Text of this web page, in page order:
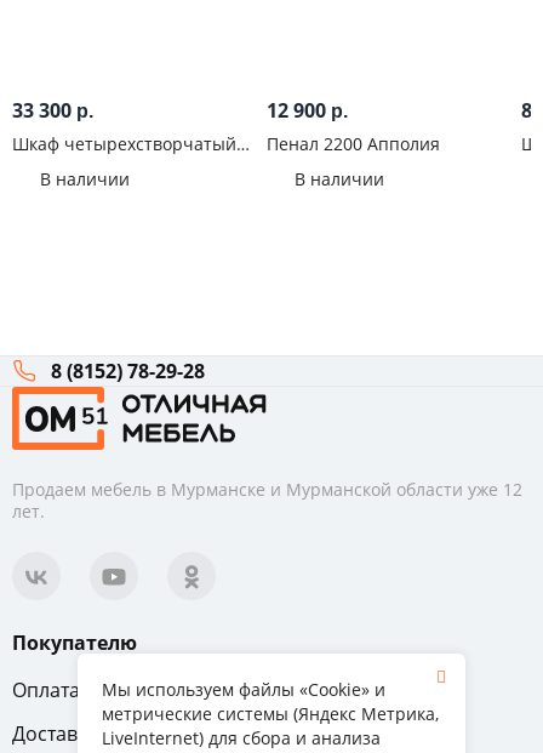
33 300 р.
Шкаф четырехстворчатый
В наличии
12 900 р.
Пенал 2200 Апполия
В наличии
8
8 (8152) 78-29-28
Продаем мебель в Мурманске и Мурманской области уже 12
лет.
Покупателю
Оплата
Вопрос-ответ
Доставка
Обмен и возврат
Мы используем файлы «Cookie» и
метрические системы (Яндекс Метрика,
LiveInternet) для сбора и анализа